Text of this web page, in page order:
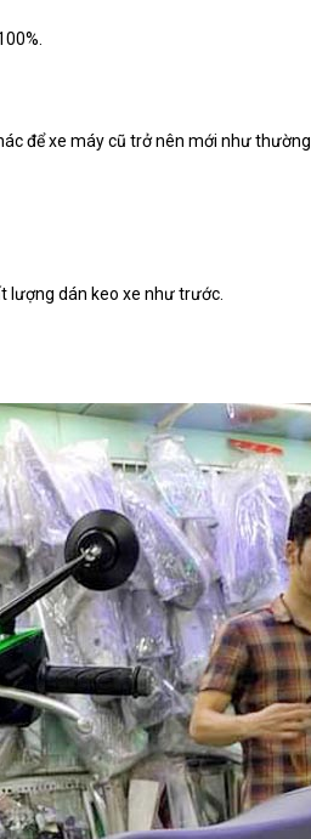
để xe máy cũ trở nên mới như thường.
lượng dán keo xe như trước.